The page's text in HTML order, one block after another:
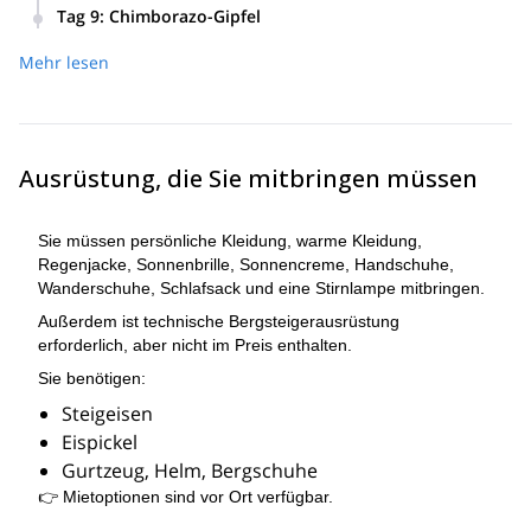
Hütte zurück und fahren nach Baños.
Übernachtung in Baños.
weiter zur Carrel-Hütte auf 4.800 m. Abendessen und Ruhe
Tag 9: Chimborazo-Gipfel
den Aufstieg zum Gipfel. Der Aufstieg entlang der
Mehr lesen
Ausrüstung, die Sie mitbringen müssen
Sie müssen persönliche Kleidung, warme Kleidung,
Regenjacke, Sonnenbrille, Sonnencreme, Handschuhe,
Wanderschuhe, Schlafsack und eine Stirnlampe mitbringen.
Außerdem ist technische Bergsteigerausrüstung
erforderlich, aber nicht im Preis enthalten.
Sie benötigen:
Steigeisen
Eispickel
Gurtzeug, Helm, Bergschuhe
👉 Mietoptionen sind vor Ort verfügbar.